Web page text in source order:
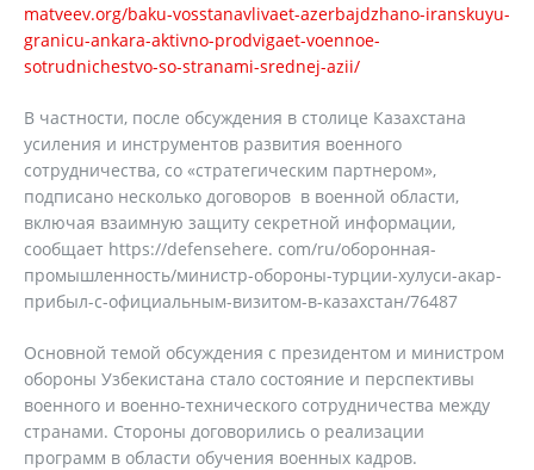
matveev.org/baku-vosstanavlivaet-azerbajdzhano-iranskuyu-
granicu-ankara-aktivno-prodvigaet-voennoe-
sotrudnichestvo-so-stranami-srednej-azii/
В частности, после обсуждения в столице Казахстана
усиления и инструментов развития военного
сотрудничества, со «стратегическим партнером»,
подписано несколько договоров в военной области,
включая взаимную защиту секретной информации,
сообщает https://defensehere. com/ru/оборонная-
промышленность/министр-обороны-турции-хулуси-акар-
прибыл-с-официальным-визитом-в-казахстан/76487
Основной темой обсуждения с президентом и министром
обороны Узбекистана стало состояние и перспективы
военного и военно-технического сотрудничества между
странами. Стороны договорились о реализации
программ в области обучения военных кадров.